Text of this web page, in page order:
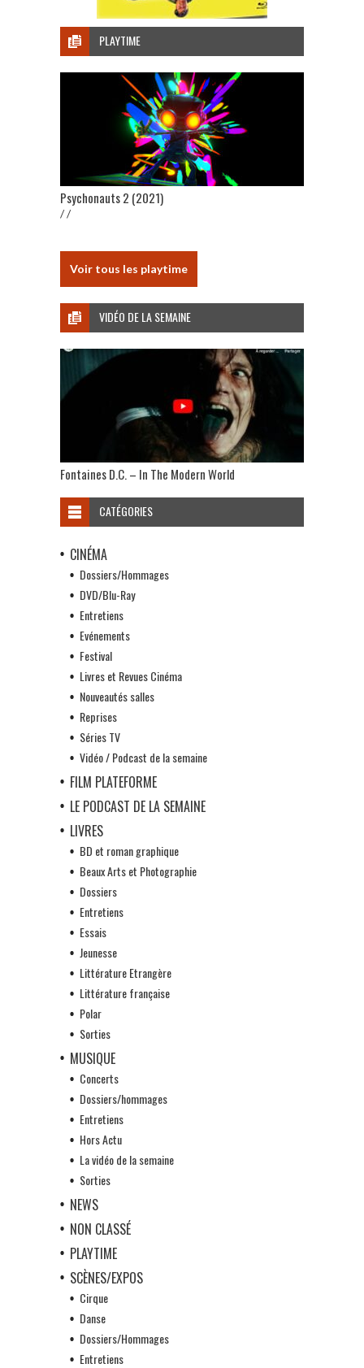
PLAYTIME
Psychonauts 2 (2021)
/ /
Voir tous les playtime
VIDÉO DE LA SEMAINE
Fontaines D.C. – In The Modern World
CATÉGORIES
CINÉMA
Dossiers/Hommages
DVD/Blu-Ray
Entretiens
Evénements
Festival
Livres et Revues Cinéma
Nouveautés salles
Reprises
Séries TV
Vidéo / Podcast de la semaine
FILM PLATEFORME
LE PODCAST DE LA SEMAINE
LIVRES
BD et roman graphique
Beaux Arts et Photographie
Dossiers
Entretiens
Essais
Jeunesse
Littérature Etrangère
Littérature française
Polar
Sorties
MUSIQUE
Concerts
Dossiers/hommages
Entretiens
Hors Actu
La vidéo de la semaine
Sorties
NEWS
NON CLASSÉ
PLAYTIME
SCÈNES/EXPOS
Cirque
Danse
Dossiers/Hommages
Entretiens